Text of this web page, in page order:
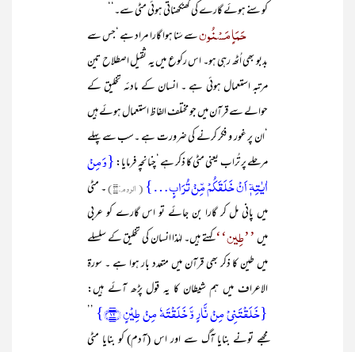
کو سنے ہوئے گارے کی کھنکھناتی ہوئی مٹی سے۔‘‘
حَمَاٍ مَسْنُونسے سَنا ہوا گارا مراد ہے ‘جس سے
بدبو بھی اُٹھ رہی ہو۔ اس رکوع میں یہ ثقیل اصطلاح تین
مرتبہ استعمال ہوئی ہے ۔ انسان کے مادئہ تخلیق کے
حوالے سے قرآن میں جو مختلف الفاظ استعمال ہوئے ہیں
‘ان پر غور و فکر کرنے کی ضرورت ہے ۔سب سے پہلے
مرحلے پر تُراب یعنی مٹی کا ذکر ہے ‘چنانچہ فرمایا:{وَ مِنۡ
اٰیٰتِہٖۤ اَنۡ خَلَقَکُمۡ مِّنۡ تُرَابٍ…}( الروم:۲۰)
۔ مٹی
میں پانی مل کر گارا بن جائے تو اس گارے کو عربی
میں’’طِین‘‘کہتے ہیں۔ لہٰذا انسان کی تخلیق کے سلسلے
میں طین کا ذکر بھی قرآن میں متعدد بار ہوا ہے ۔ سورۃ
الاعراف میں ہم شیطان کا یہ قول پڑھ آئے ہیں:
{خَلَقۡتَنِیۡ مِنۡ نَّارٍ وَّ خَلَقۡتَہٗ مِنۡ طِیۡنٍ ﴿۱۲﴾}
مجھے تونے بنایا آگ سے اور اس (آدم) کو بنایا مٹی